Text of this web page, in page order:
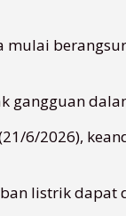
mulai
gangguan
6/2026),
listrik dapat